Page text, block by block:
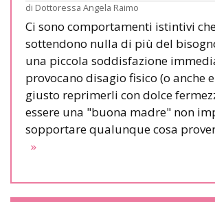
di Dottoressa Angela Raimo
Ci sono comportamenti istintivi
sottendono nulla di più del
una piccola soddisfazione
provocano disagio fisico (o anche
giusto reprimerli con dolce
essere una "buona madre" non
sopportare qualunque cosa
»